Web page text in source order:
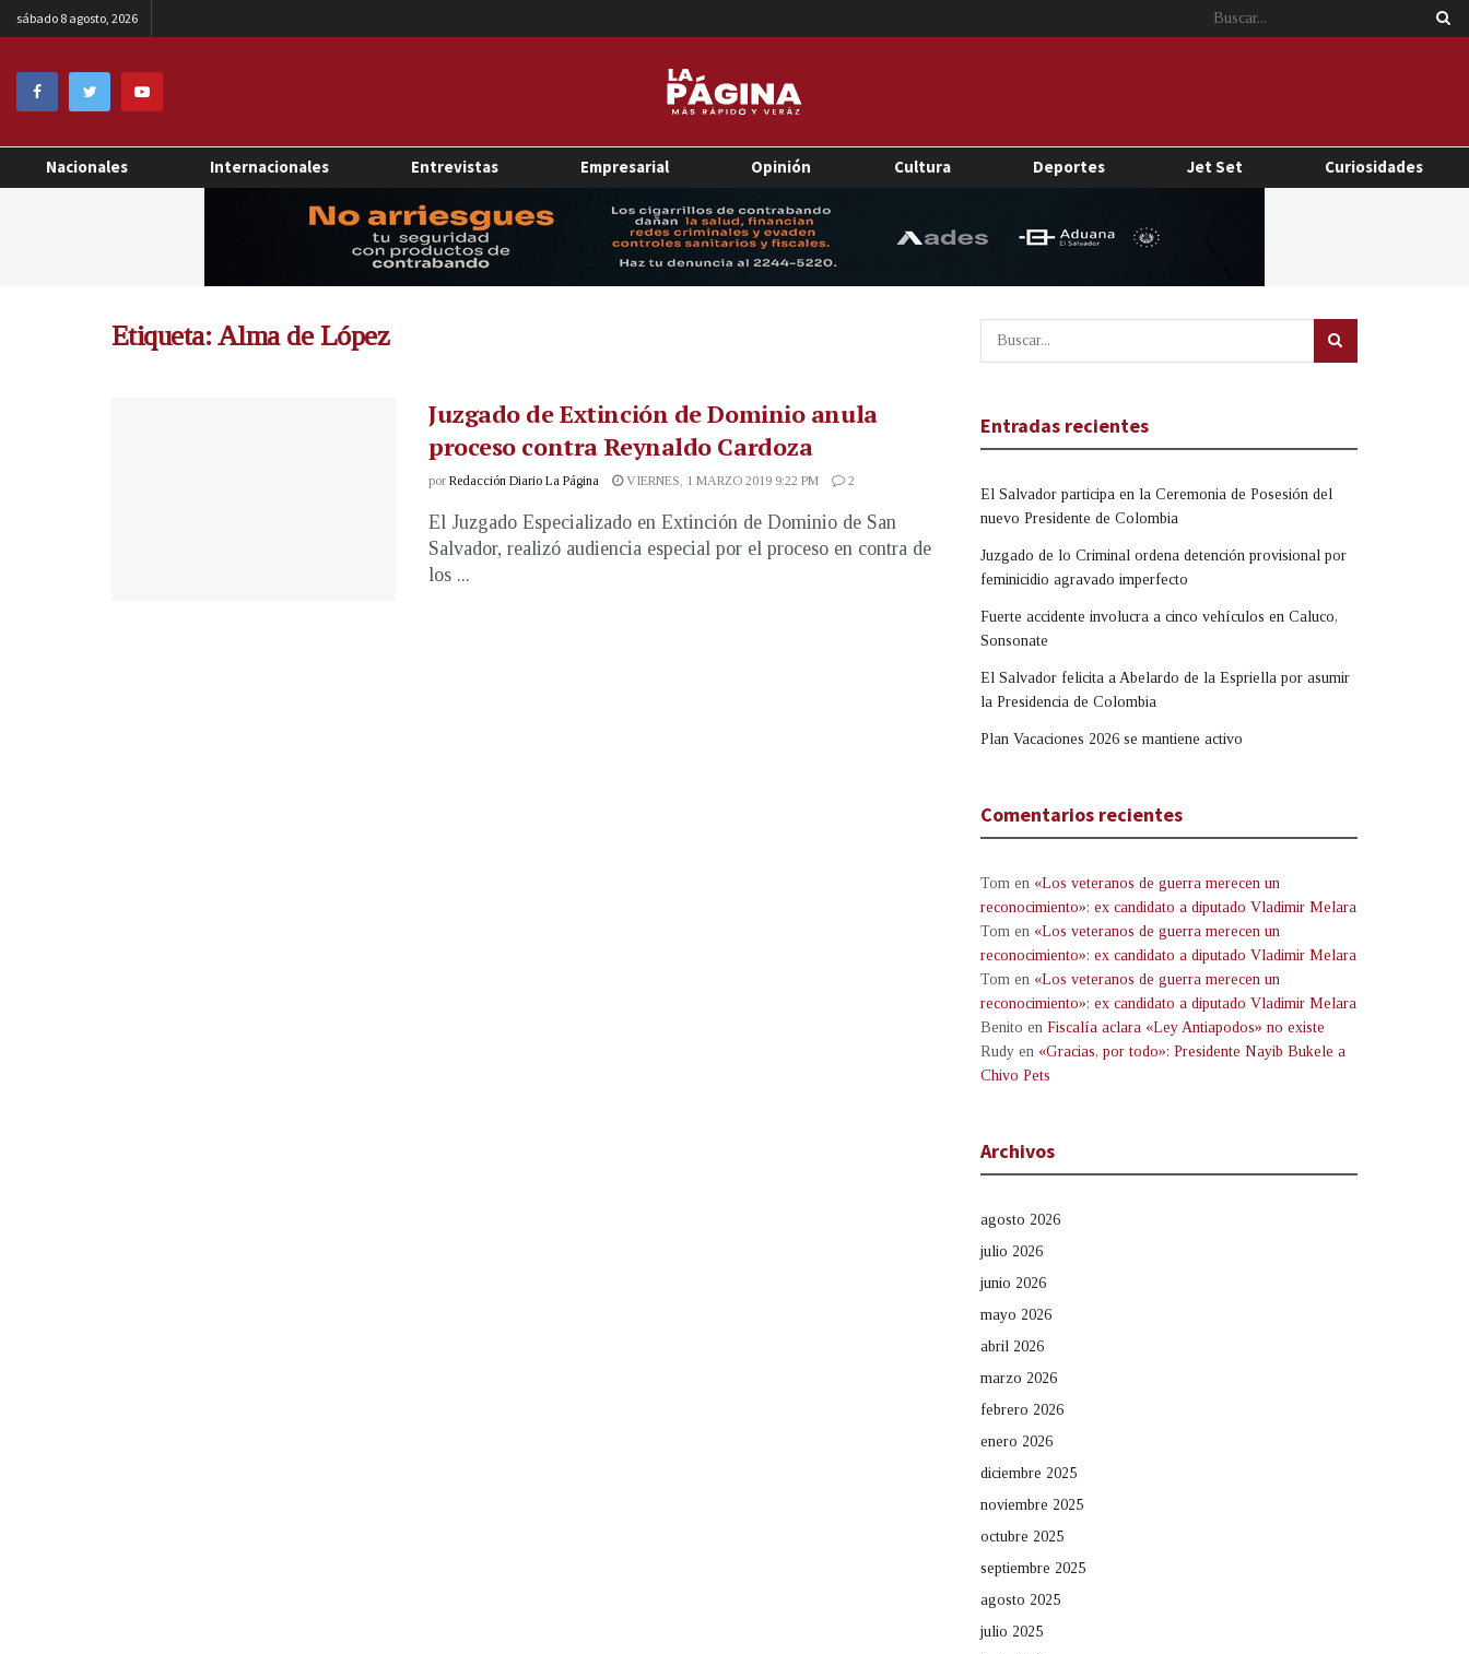
sábado 8 agosto, 2026
Nacionales Internacionales Entrevistas Empresarial Opinión Cultura Deportes Jet Set Curiosidades
Etiqueta: Alma de López
Juzgado de Extinción de Dominio anula
proceso contra Reynaldo Cardoza
por Redacción Diario La Página VIERNES, 1 MARZO 2019 9:22 PM 2
El Juzgado Especializado en Extinción de Dominio de San
Salvador, realizó audiencia especial por el proceso en contra de
los ...
Entradas recientes
El Salvador participa en la Ceremonia de Posesión del
nuevo Presidente de Colombia
Juzgado de lo Criminal ordena detención provisional por
feminicidio agravado imperfecto
Fuerte accidente involucra a cinco vehículos en Caluco,
Sonsonate
El Salvador felicita a Abelardo de la Espriella por asumir
la Presidencia de Colombia
Plan Vacaciones 2026 se mantiene activo
Comentarios recientes
Tom en «Los veteranos de guerra merecen un
reconocimiento»: ex candidato a diputado Vladimir Melara
Tom en «Los veteranos de guerra merecen un
reconocimiento»: ex candidato a diputado Vladimir Melara
Tom en «Los veteranos de guerra merecen un
reconocimiento»: ex candidato a diputado Vladimir Melara
Benito en Fiscalía aclara «Ley Antiapodos» no existe
Rudy en «Gracias, por todo»: Presidente Nayib Bukele a
Chivo Pets
Archivos
agosto 2026
julio 2026
junio 2026
mayo 2026
abril 2026
marzo 2026
febrero 2026
enero 2026
diciembre 2025
noviembre 2025
octubre 2025
septiembre 2025
agosto 2025
julio 2025